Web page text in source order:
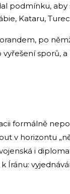
podmínku,
Kataru,
po
sporů,
formálně
v horizontu
i
Íránu: